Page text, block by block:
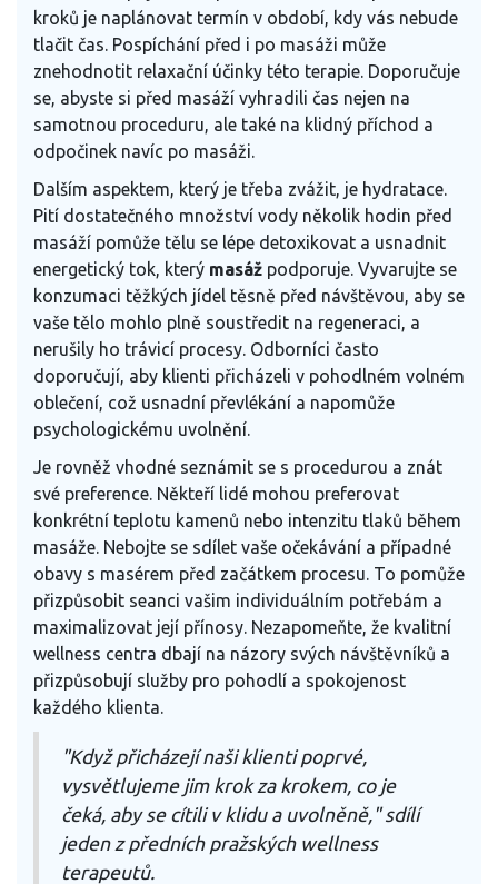
kroků je naplánovat termín v období, kdy vás nebude
tlačit čas. Pospíchání před i po masáži může
znehodnotit relaxační účinky této terapie. Doporučuje
se, abyste si před masáží vyhradili čas nejen na
samotnou proceduru, ale také na klidný příchod a
odpočinek navíc po masáži.
Dalším aspektem, který je třeba zvážit, je hydratace.
Pití dostatečného množství vody několik hodin před
masáží pomůže tělu se lépe detoxikovat a usnadnit
energetický tok, který masáž podporuje. Vyvarujte se
konzumaci těžkých jídel těsně před návštěvou, aby se
vaše tělo mohlo plně soustředit na regeneraci, a
nerušily ho trávicí procesy. Odborníci často
doporučují, aby klienti přicházeli v pohodlném volném
oblečení, což usnadní převlékání a napomůže
psychologickému uvolnění.
Je rovněž vhodné seznámit se s procedurou a znát
své preference. Někteří lidé mohou preferovat
konkrétní teplotu kamenů nebo intenzitu tlaků během
masáže. Nebojte se sdílet vaše očekávání a případné
obavy s masérem před začátkem procesu. To pomůže
přizpůsobit seanci vašim individuálním potřebám a
maximalizovat její přínosy. Nezapomeňte, že kvalitní
wellness centra dbají na názory svých návštěvníků a
přizpůsobují služby pro pohodlí a spokojenost
každého klienta.
"Když přicházejí naši klienti poprvé,
vysvětlujeme jim krok za krokem, co je
čeká, aby se cítili v klidu a uvolněně," sdílí
jeden z předních pražských wellness
terapeutů.